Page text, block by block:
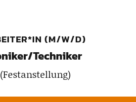
(M/W/D)
Techniker